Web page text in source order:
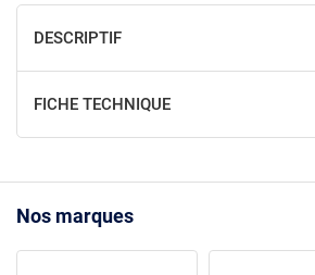
DESCRIPTIF
FICHE TECHNIQUE
Nos marques